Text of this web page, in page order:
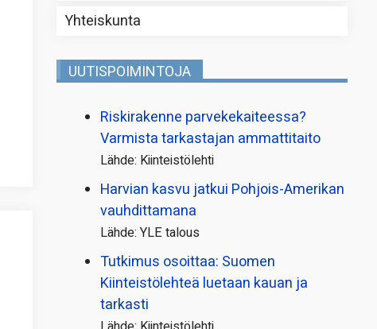
Yhteiskunta
UUTISPOIMINTOJA
Riskirakenne parvekekaiteessa?
Varmista tarkastajan ammattitaito
Lähde: Kiinteistölehti
Harvian kasvu jatkui Pohjois-Amerikan
vauhdittamana
Lähde: YLE talous
Tutkimus osoittaa: Suomen
Kiinteistölehteä luetaan kauan ja
tarkasti